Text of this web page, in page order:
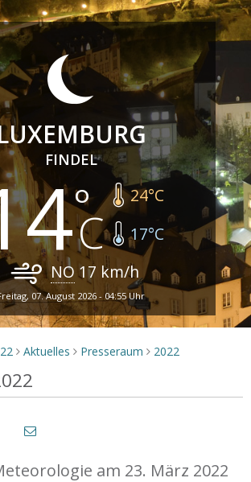
FINDEL
24°C
17°C
NO 17 km/h
07. August 2026 - 04:55 Uhr
> Aktuelles > Presseraum > 2022
am 23. März 2022